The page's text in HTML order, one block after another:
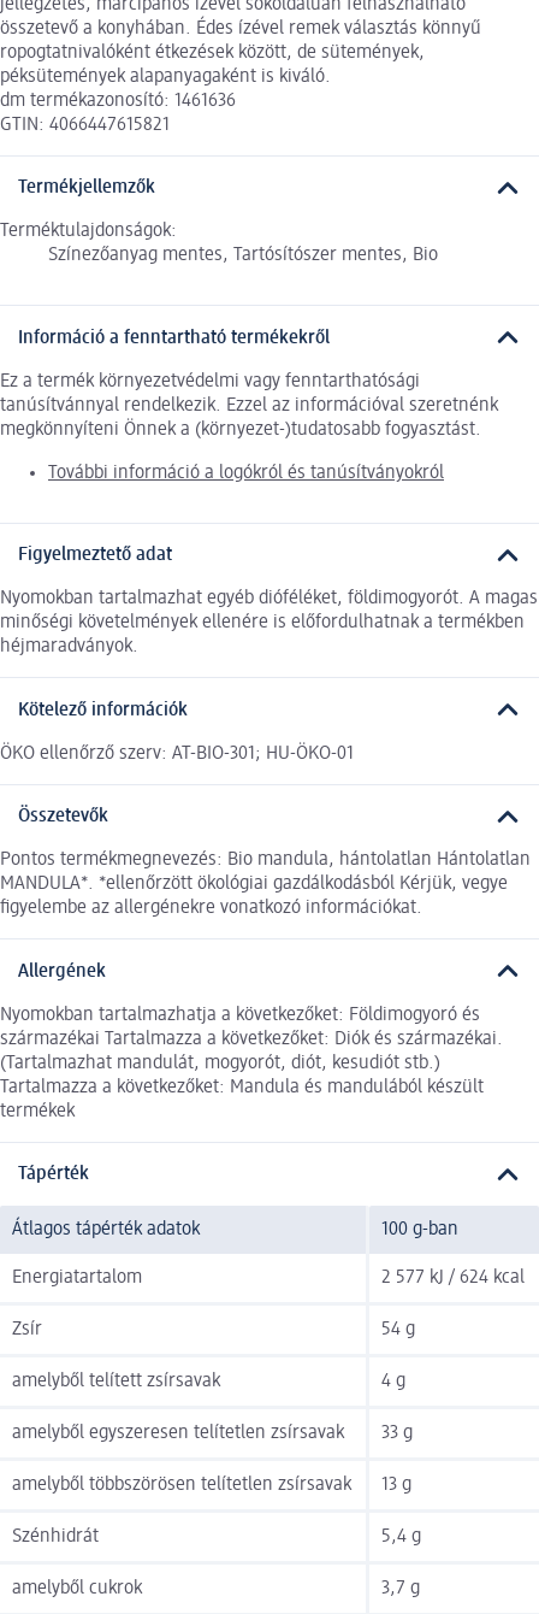
jellegzetes, marcipános ízével sokoldalúan felhasználható
összetevő a konyhában. Édes ízével remek választás könnyű
ropogtatnivalóként étkezések között, de sütemények,
péksütemények alapanyagaként is kiváló.
dm termékazonosító: 1461636
GTIN: 4066447615821
Termékjellemzők
Terméktulajdonságok:
Színezőanyag mentes, Tartósítószer mentes, Bio
Információ a fenntartható termékekről
Ez a termék környezetvédelmi vagy fenntarthatósági
tanúsítvánnyal rendelkezik. Ezzel az információval szeretnénk
megkönnyíteni Önnek a (környezet-)tudatosabb fogyasztást.
További információ a logókról és tanúsítványokról
Figyelmeztető adat
Nyomokban tartalmazhat egyéb dióféléket, földimogyorót. A magas
minőségi követelmények ellenére is előfordulhatnak a termékben
héjmaradványok.
Kötelező információk
ÖKO ellenőrző szerv: AT-BIO-301; HU-ÖKO-01
Összetevők
Pontos termékmegnevezés: Bio mandula, hántolatlan Hántolatlan
MANDULA*. *ellenőrzött ökológiai gazdálkodásból Kérjük, vegye
figyelembe az allergénekre vonatkozó információkat.
Allergének
Nyomokban tartalmazhatja a következőket: Földimogyoró és
származékai Tartalmazza a következőket: Diók és származékai.
(Tartalmazhat mandulát, mogyorót, diót, kesudiót stb.)
Tartalmazza a következőket: Mandula és mandulából készült
termékek
Tápérték
Átlagos tápérték adatok 100 g-ban
Energiatartalom 2 577 kJ / 624 kcal
Zsír 54 g
amelyből telített zsírsavak 4 g
amelyből egyszeresen telítetlen zsírsavak 33 g
amelyből többszörösen telítetlen zsírsavak 13 g
Szénhidrát 5,4 g
amelyből cukrok 3,7 g